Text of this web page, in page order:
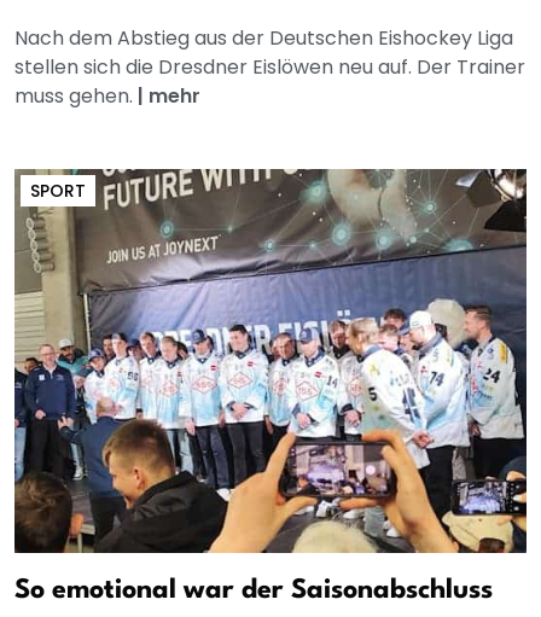
Nach dem Abstieg aus der Deutschen Eishockey Liga
stellen sich die Dresdner Eislöwen neu auf. Der Trainer
muss gehen. | mehr
SPORT
So emotional war der Saisonabschluss